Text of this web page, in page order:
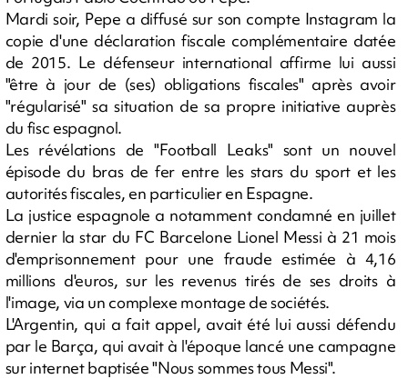
Mardi soir, Pepe a diffusé sur son compte Instagram la
copie d'une déclaration fiscale complémentaire datée
de 2015. Le défenseur international affirme lui aussi
"être à jour de (ses) obligations fiscales" après avoir
"régularisé" sa situation de sa propre initiative auprès
du fisc espagnol.
Les révélations de "Football Leaks" sont un nouvel
épisode du bras de fer entre les stars du sport et les
autorités fiscales, en particulier en Espagne.
La justice espagnole a notamment condamné en juillet
dernier la star du FC Barcelone Lionel Messi à 21 mois
d'emprisonnement pour une fraude estimée à 4,16
millions d'euros, sur les revenus tirés de ses droits à
l'image, via un complexe montage de sociétés.
L'Argentin, qui a fait appel, avait été lui aussi défendu
par le Barça, qui avait à l'époque lancé une campagne
sur internet baptisée "Nous sommes tous Messi".